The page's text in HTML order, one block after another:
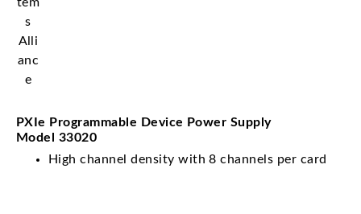
PXIe Programmable Device Power Supply
Model 33020
High channel density with 8 channels per card